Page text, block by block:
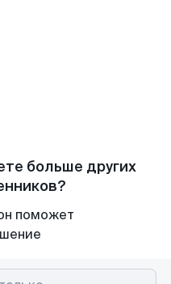
больше других
поможет